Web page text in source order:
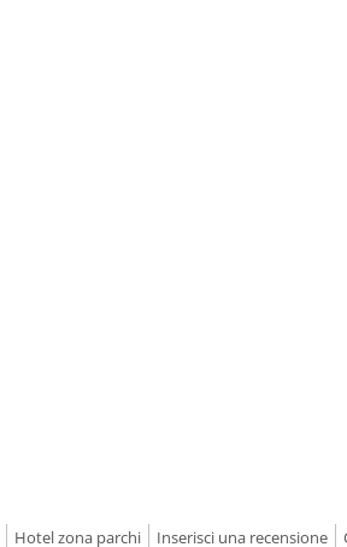
Hotel zona parchi Inserisci una recensione